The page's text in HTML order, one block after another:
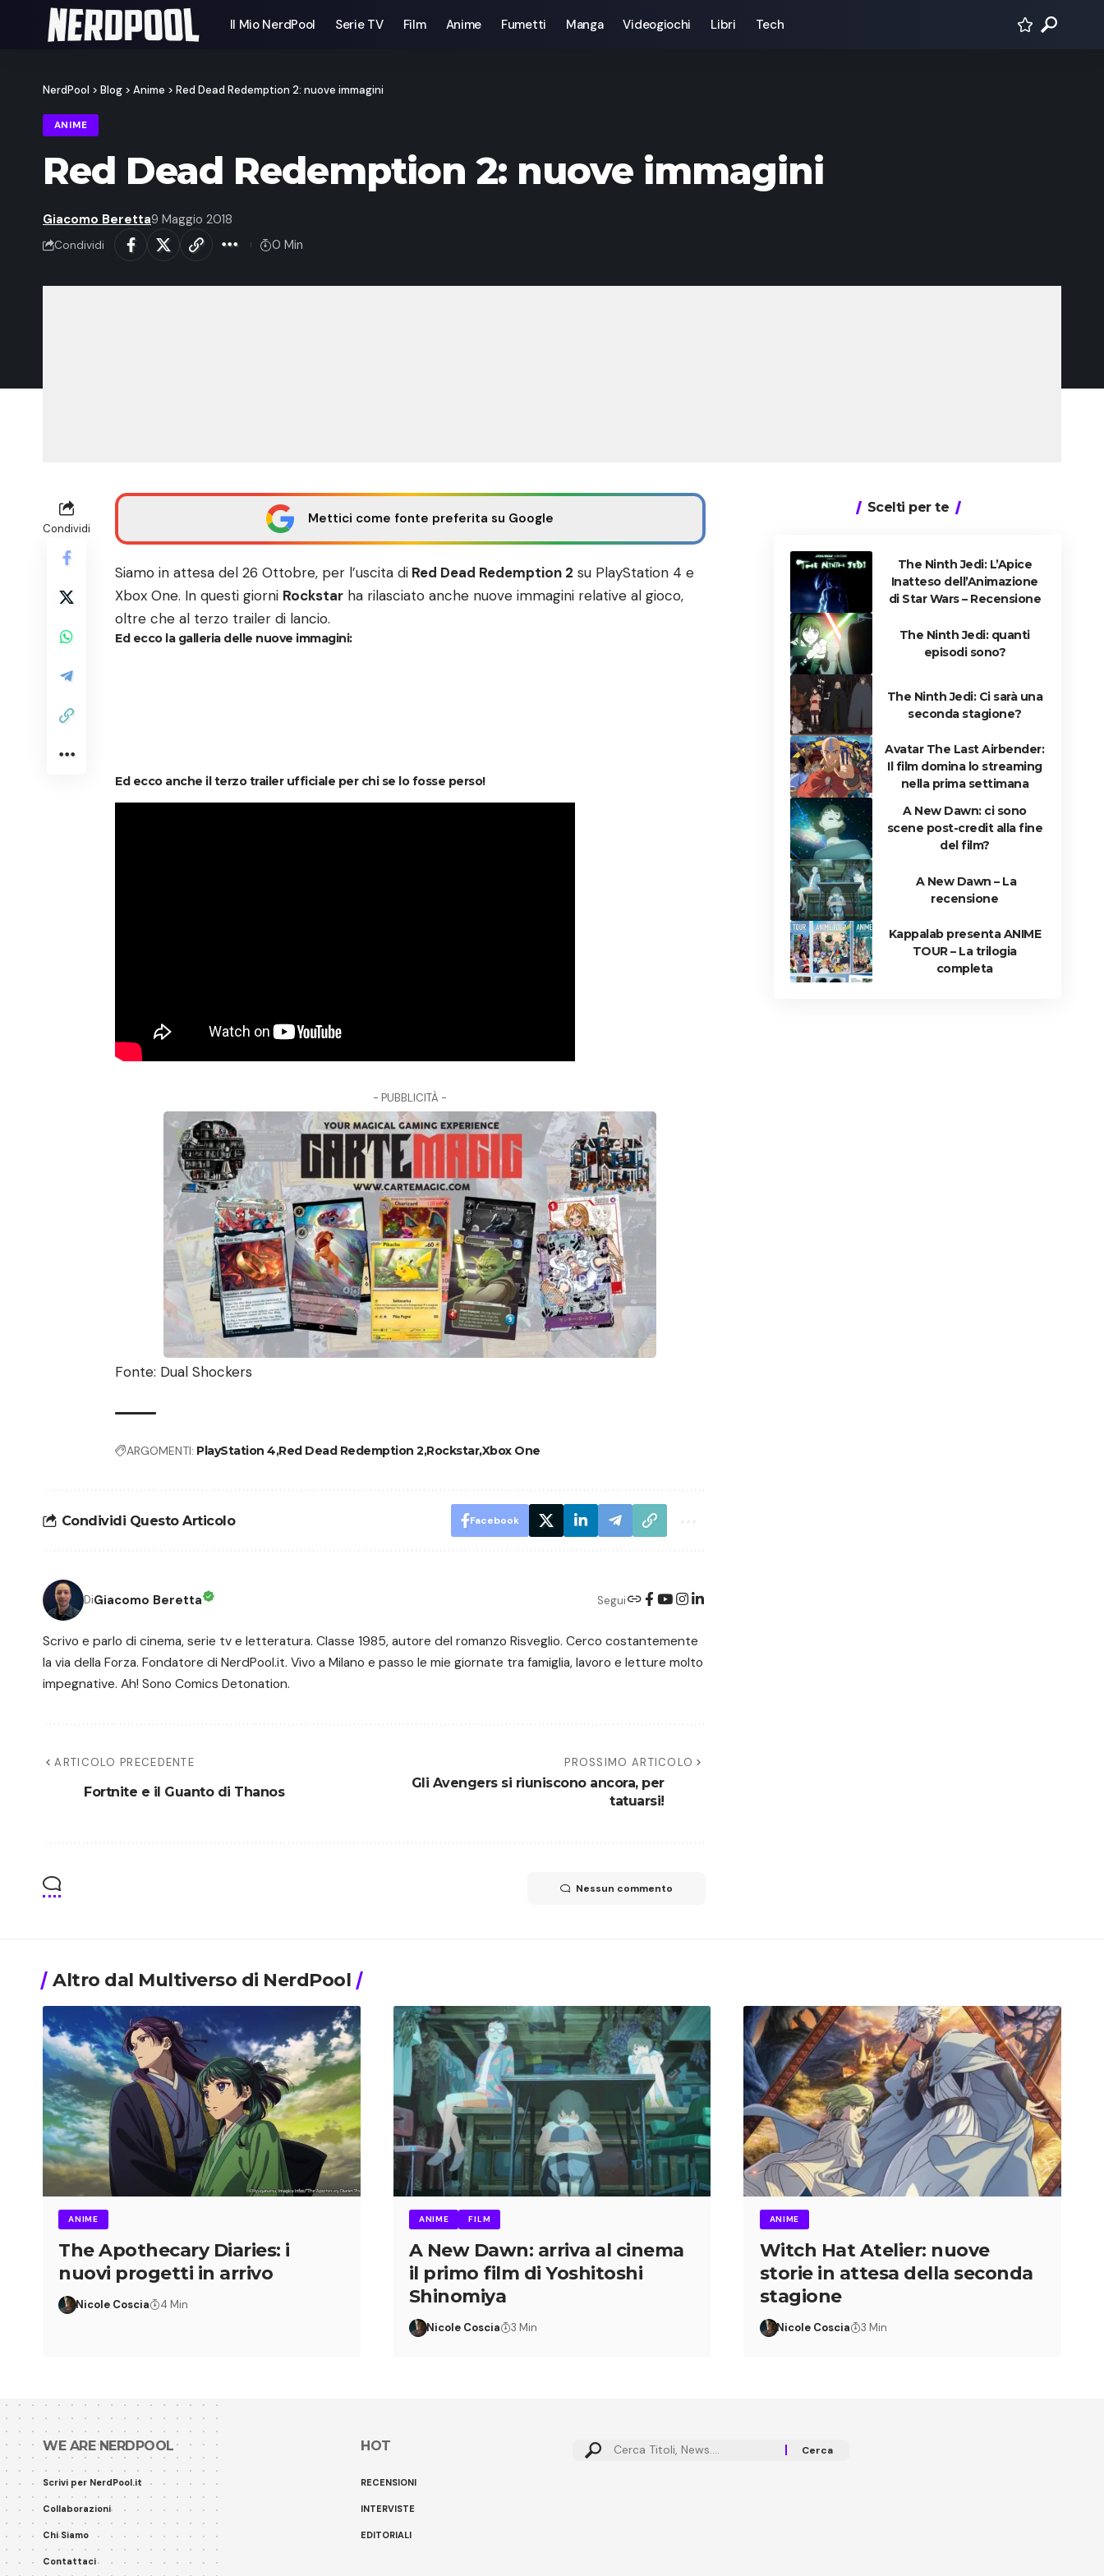
Il Mio NerdPool Serie TV Film Anime Fumetti Manga Videogiochi Libri Tech
NerdPool > Blog > Anime > Red Dead Redemption 2: nuove immagini
ANIME
Red Dead Redemption 2: nuove immagini
Giacomo Beretta9 Maggio 2018
Condividi 0 Min
Condividi
Mettici come fonte preferita su Google
Siamo in attesa del 26 Ottobre, per l’uscita di Red Dead Redemption 2 su PlayStation 4 e
Xbox One. In questi giorni Rockstar ha rilasciato anche nuove immagini relative al gioco,
oltre che al terzo trailer di lancio.
Ed ecco la galleria delle nuove immagini:
Ed ecco anche il terzo trailer ufficiale per chi se lo fosse perso!
- PUBBLICITÀ -
Fonte: Dual Shockers
ARGOMENTI: PlayStation 4 Red Dead Redemption 2 RockstarXbox One
Condividi Questo Articolo Facebook
DiGiacomo Beretta Segui
Scrivo e parlo di cinema, serie tv e letteratura. Classe 1985, autore del romanzo Risveglio. Cerco costantemente
la via della Forza. Fondatore di NerdPool.it. Vivo a Milano e passo le mie giornate tra famiglia, lavoro e letture molto
impegnative. Ah! Sono Comics Detonation.
ARTICOLO PRECEDENTE
Fortnite e il Guanto di Thanos
PROSSIMO ARTICOLO
Gli Avengers si riuniscono ancora, per
tatuarsi!
Nessun commento
Scelti per te
The Ninth Jedi: L’Apice
Inatteso dell’Animazione
di Star Wars – Recensione
The Ninth Jedi: quanti
episodi sono?
The Ninth Jedi: Ci sarà una
seconda stagione?
Avatar The Last Airbender:
Il film domina lo streaming
nella prima settimana
A New Dawn: ci sono
scene post-credit alla fine
del film?
A New Dawn – La
recensione
Kappalab presenta ANIME
TOUR – La trilogia
completa
Altro dal Multiverso di NerdPool
ANIME
The Apothecary Diaries: i
nuovi progetti in arrivo
Nicole Coscia 4 Min
ANIME FILM
A New Dawn: arriva al cinema
il primo film di Yoshitoshi
Shinomiya
Nicole Coscia 3 Min
ANIME
Witch Hat Atelier: nuove
storie in attesa della seconda
stagione
Nicole Coscia 3 Min
WE ARE NERDPOOL
Scrivi per NerdPool.it
Collaborazioni
Chi Siamo
Contattaci
HOT
RECENSIONI
INTERVISTE
EDITORIALI